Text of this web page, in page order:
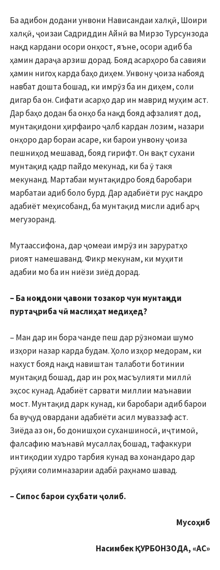
Ба адибон додани унвони Нависандаи халқӣ, Шоири
халқӣ, ҷоизаи Садриддин Айнӣ ва Мирзо Турсунзода
нақд кардани осори онҳост, яъне, осори адиб ба
ҳамин дараҷа арзиш дорад. Бояд асарҳоро ба савияи
ҳамин нигоҳ карда баҳо диҳем. Унвону ҷоиза набояд
навбат дошта бошад, ки имрӯз ба ин диҳем, соли
дигар ба он. Сифати асарҳо дар ин маврид муҳим аст.
Дар баҳо додан ба онҳо ба нақд бояд афзалият дод,
мунтақидони ҳирфаиро ҷалб кардан лозим, назари
онҳоро дар бораи асаре, ки барои унвону ҷоиза
пешниҳод мешавад, бояд гирифт. Он вақт сухани
мунтақид қадр пайдо мекунад, ки ба ӯ такя
мекунанд. Мартабаи мунтақидро бояд баробари
марбатаи адиб боло бурд. Дар адабиёти рус нақдро
адабиёт меҳисобанд, ба мунтақид мисли адиб арҷ
мегузоранд.
Мутаассифона, дар ҷомеаи имрӯз ин заруратҳо
риоят намешаванд. Фикр мекунам, ки муҳити
адабии мо ба ин ниёзи зиёд дорад.
– Ба ноқидони ҷавони тозакор чун мунтақиди
пуртаҷриба чӣ маслиҳат медиҳед?
– Ман дар ин бора чанде пеш дар рӯзномаи шумо
изҳори назар карда будам. Ҳоло изҳор медорам, ки
нахуст бояд нақд навиштан талаботи ботинии
мунтақид бошад, дар ин роҳ масъулияти миллӣ
эҳсос кунад. Адабиёт сарвати миллии маънавии
мост. Мунтақид дарк кунад, ки баробари адиб барои
ба вуҷуд овардани адабиёти асил муваззаф аст.
Зиёда аз он, бо донишҳои суханшиносӣ, иҷтимоӣ,
фалсафию маънавӣ мусаллаҳ бошад, тафаккури
интиқодии худро тарбия кунад ва хонандаро дар
рӯҳияи солимназарии адабӣ раҳнамо шавад.
– Сипос барои суҳбати ҷолиб.
Мусоҳиб
Насимбек ҚУРБОНЗОДА, «АС»